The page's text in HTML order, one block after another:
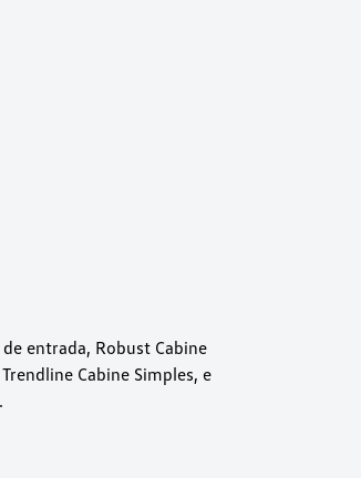
entrada, Robust Cabine
Cabine Simples, e